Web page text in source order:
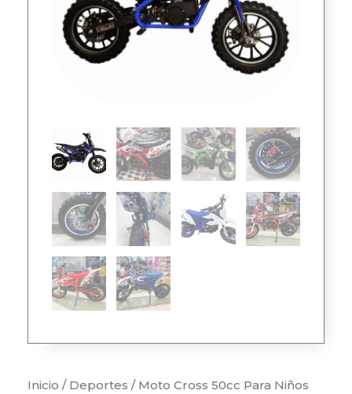
Inicio / Deportes / Moto Cross 50cc Para Niños